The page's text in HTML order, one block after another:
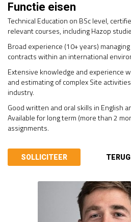
Functie eisen
Technical Education on BSc level,
relevant courses, including Hazop
Broad experience (10+ years)
contracts within an international
Extensive knowledge and experience
and estimating of complex Site
industry.
Good written and oral skills in English
Available for long term (more than 2
assignments.